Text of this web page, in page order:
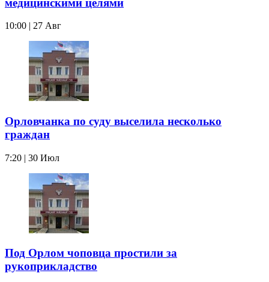
10:00 | 27 Авг
Орловчанка по суду выселила несколько
граждан
7:20 | 30 Июл
Под Орлом чоповца простили за
рукоприкладство